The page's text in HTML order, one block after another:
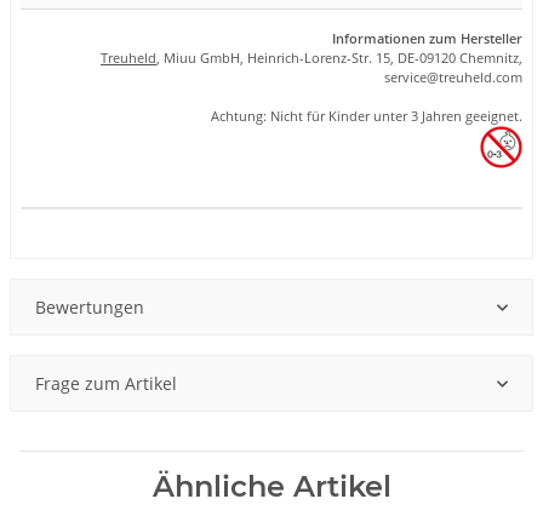
Informationen zum Hersteller
Treuheld, Miuu GmbH, Heinrich-Lorenz-Str. 15, DE-09120 Chemnitz,
service@treuheld.com
Achtung: Nicht für Kinder unter 3 Jahren geeignet.
Bewertungen
Frage zum Artikel
Ähnliche Artikel